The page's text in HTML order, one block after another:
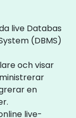
live Databas
(DBMS)
och visar
en
live-